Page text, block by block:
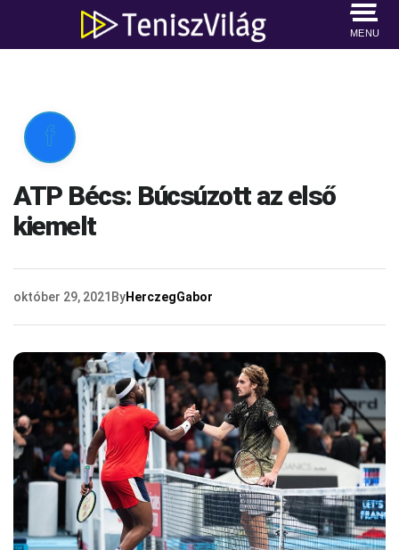
MENU

ATP Bécs: Búcsúzott az első
kiemelt
október 29, 2021 ByHerczegGabor